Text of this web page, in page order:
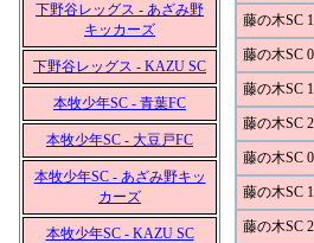
下野谷レッグス - あざみ野
キッカーズ
下野谷レッグス - KAZU SC
本牧少年SC - 青葉FC
本牧少年SC - 大豆戸FC
本牧少年SC - あざみ野キッ
カーズ
本牧少年SC - KAZU SC
藤の木SC
藤の木SC
藤の木SC
藤の木SC
藤の木SC
藤の木SC
藤の木SC